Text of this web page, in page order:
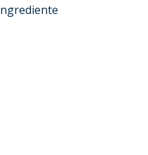
Paris 2023
Marketplace